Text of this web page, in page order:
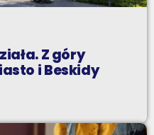
Z góry
i Beskidy